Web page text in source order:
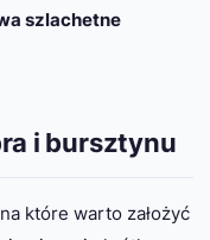
szlachetne
i bursztynu
które warto założyć